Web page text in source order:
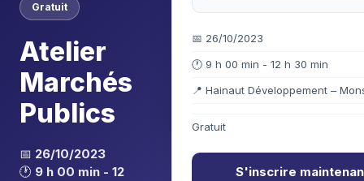
Gratuit
Atelier
Marchés
Publics
📅 26/10/2023
🕐 9 h 00 min - 12
📅 26/10/2023
🕐 9 h 00 min - 12 h 30 min
📍 Hainaut Développement –
Gratuit
S'inscrire